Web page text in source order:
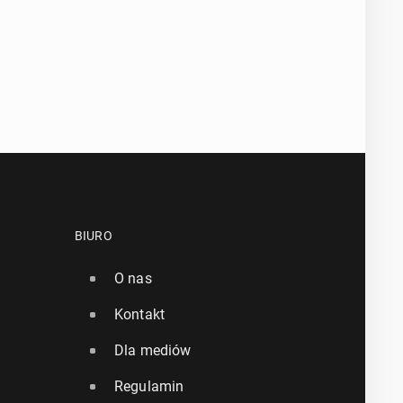
BIURO
O nas
Kontakt
Dla mediów
Regulamin